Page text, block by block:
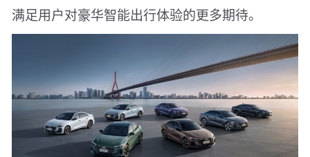
满足用户对豪华智能出行体验的更多期待。